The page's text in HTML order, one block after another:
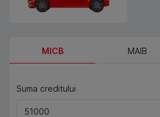
MICB MAIB
Suma creditului